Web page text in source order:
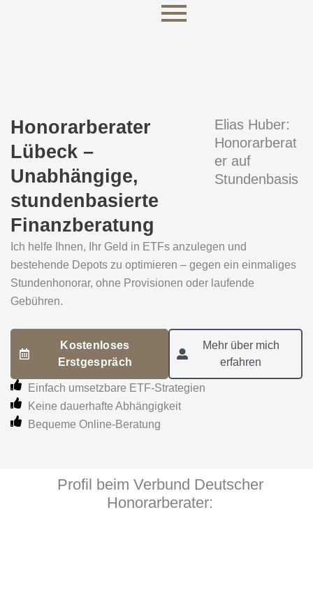
Honorarberater
Lübeck –
Unabhängige,
stundenbasierte
Finanzberatung
Elias Huber:
Honorarberat
er auf
Stundenbasis
Ich helfe Ihnen, Ihr Geld in ETFs anzulegen und
bestehende Depots zu optimieren – gegen ein einmaliges
Stundenhonorar, ohne Provisionen oder laufende
Gebühren.
Kostenloses
Erstgespräch
Mehr über mich
erfahren
Einfach umsetzbare ETF-Strategien
Keine dauerhafte Abhängigkeit
Bequeme Online-Beratung
Profil beim Verbund Deutscher
Honorarberater: